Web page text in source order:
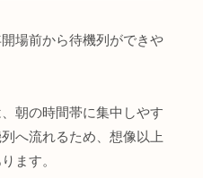
場前から待機列ができや
朝の時間帯に集中しやす
へ流れるため、想像以上
ます。